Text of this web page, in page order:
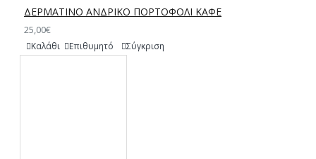
ΔΕΡΜΑΤΙΝΟ ΑΝΔΡΙΚΟ ΠΟΡΤΟΦΟΛΙ ΚΑΦΕ
25,00€
Καλάθι Επιθυμητό Σύγκριση